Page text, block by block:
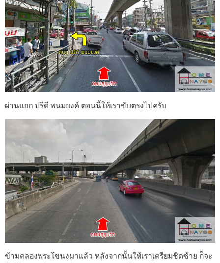
ผ่านแยก ปรีดี พนมยงค์ ตอนนี้ให้เราขับตรงไปครับ
ข้ามคลองพระโขนงมาแล้ว หลังจากนั้นให้เราเตรียมชิดซ้าย ก็จะ